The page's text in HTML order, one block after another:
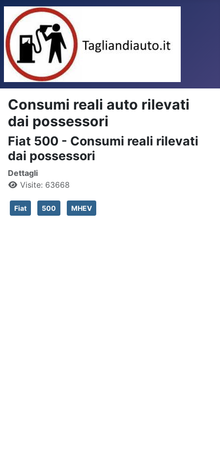
Consumi reali auto rilevati
dai possessori
Fiat 500 - Consumi reali rilevati
dai possessori
Dettagli
Visite: 63668
Fiat 500 MHEV